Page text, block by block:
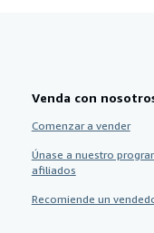
Venda con
Comenzar a vender
Únase a nuestro
afiliados
Recomiende un